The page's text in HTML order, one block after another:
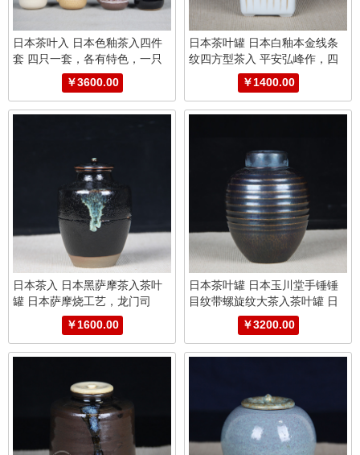
日本茶叶入 日本色釉茶入四件
套 四只一套，各有特色，一只
盖子，带原装供箱
￥3600.00
日本茶叶罐 日本白釉本金线条
纹四方型茶入 平安弘峰作，四
方型茶入，器形少见，工艺复
杂，本金绘制线条纹
￥1400.00
日本茶入 日本黑萨摩茶入茶叶
罐 日本萨摩烧工艺，龙门司
烧，带要变效果，釉水极为肥
润，大小适中，适合随身携带，
带原装供箱证书。
￥1600.00
日本茶叶罐 日本玉川堂手锤锤
目纹带螺旋纹大茶入茶叶罐 日
本手锤锤目纹
￥3200.00